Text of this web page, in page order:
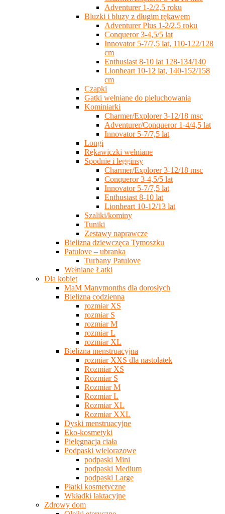
Adventurer 1-2/2,5 roku
Bluzki i bluzy z długim rękawem
Adventurer Plus 1-2/2,5 roku
Conqueror 3-4,5/5 lat
Innovator 5-7/7,5 lat, 110-122/128
cm
Enthusiast 8-10 lat 128-134/140
Lionheart 10-12 lat, 140-152/158
cm
Czapki
Gatki wełniane do pieluchowania
Kominiarki
Charmer/Explorer 3-12/18 msc
Adventurer/Conqueror 1-4/4,5 lat
Innovator 5-7/7,5 lat
Longi
Rękawiczki wełniane
Spodnie i legginsy
Charmer/Explorer 3-12/18 msc
Conqueror 3-4,5/5 lat
Innovator 5-7/7,5 lat
Enthusiast 8-10 lat
Lionheart 10-12/13 lat
Szaliki/kominy
Tuniki
Zestawy naprawcze
Bielizna dziewczęca Tymoszku
Patulove – ubranka
Turbany Patulove
Wełniane Łatki
Dla kobiet
MaM Manymonths dla dorosłych
Bielizna codzienna
rozmiar XS
rozmiar S
rozmiar M
rozmiar L
rozmiar XL
Bielizna menstruacyjna
rozmiar XXS dla nastolatek
Rozmiar XS
Rozmiar S
Rozmiar M
Rozmiar L
Rozmiar XL
Rozmiar XXL
Dyski menstruacyjne
Eko-kosmetyki
Pielęgnacja ciała
Podpaski wielorazowe
podpaski Mini
podpaski Medium
podpaski Large
Płatki kosmetyczne
Wkładki laktacyjne
Zdrowy dom